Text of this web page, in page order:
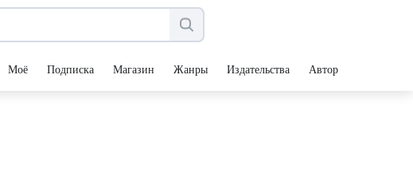
Моё Подписка Магазин Жанры Издательства Авторы